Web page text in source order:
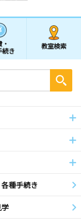
続き
教室検索
種手続き